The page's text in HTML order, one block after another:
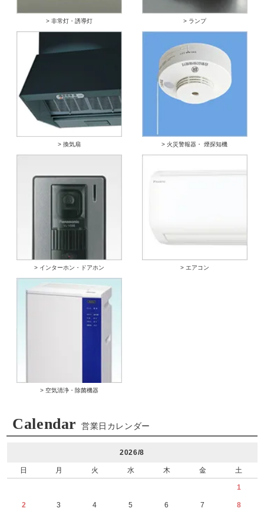
> 非常灯・誘導灯 > ランプ
> 換気扇 > 火災警報器・ 煙探知機
> インターホン・ドアホン > エアコン
> 空気清浄・除菌機器
Calendar 営業日カレンダー
2026/8
日 月 火 水 木 金 土
1
2 3 4 5 6 7 8